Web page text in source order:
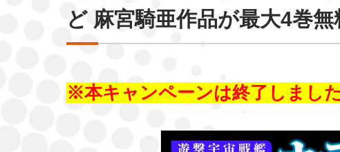
ど 麻宮騎亜作品が最大4巻無
※本キャンペーンは終了しまし